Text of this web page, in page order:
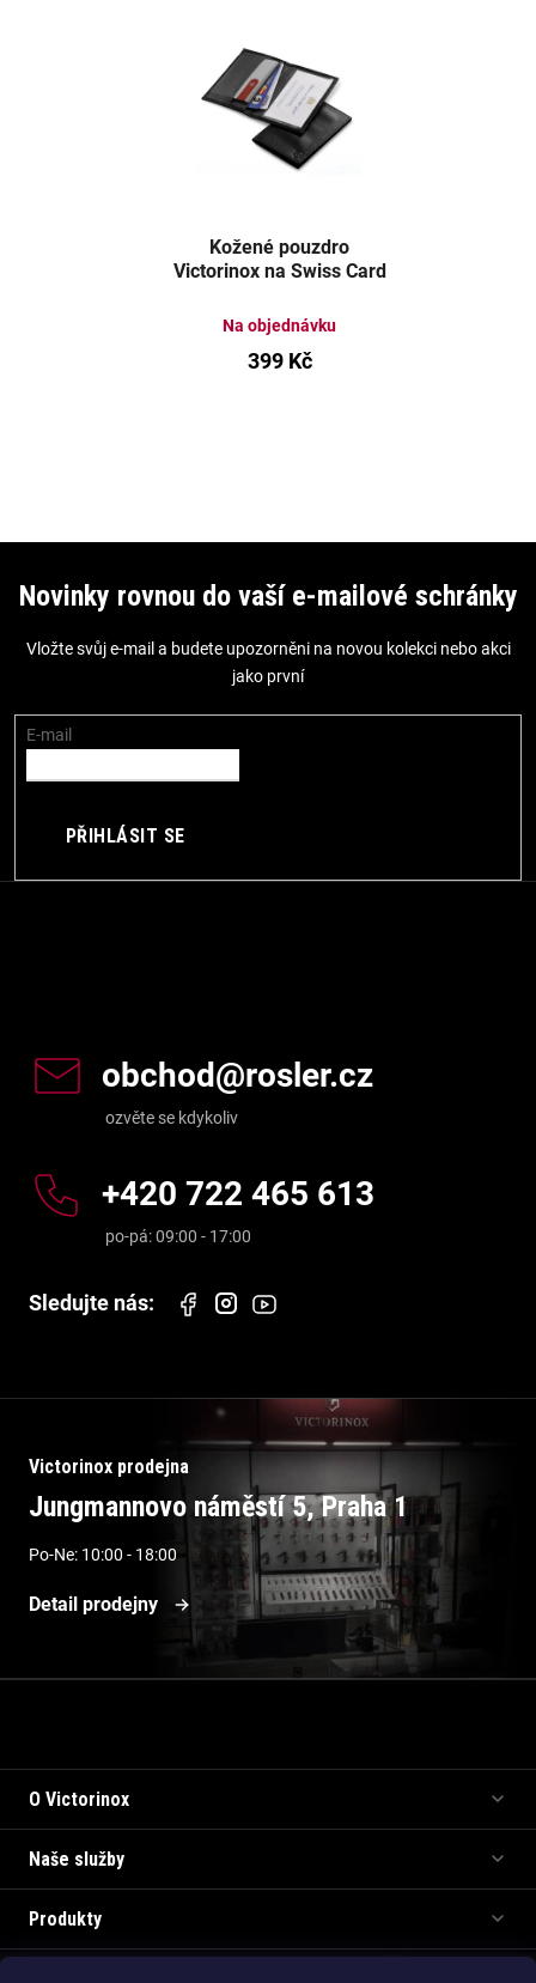
Kožené pouzdro
Victorinox na Swiss Card
Na objednávku
399 Kč
Novinky rovnou do vaší e-mailové schránky
Vložte svůj e-mail a budete upozorněni na novou kolekci nebo akci
jako první
E-mail
PŘIHLÁSIT SE
obchod@rosler.cz
+420 722 465 613
Victorinox prodejna
Jungmannovo náměstí 5, Praha 1
Po-Ne: 10:00 - 18:00
Detail prodejny
O Victorinox
Naše služby
Produkty